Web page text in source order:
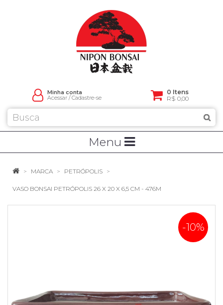
Minha conta
Acessar/Cadastre-se
0 Itens
R$ 0,00
Menu
MARCA PETRÓPOLIS
VASO BONSAI PETRÓPOLIS 26 X 20 X 6,5 CM - 476M
-10%